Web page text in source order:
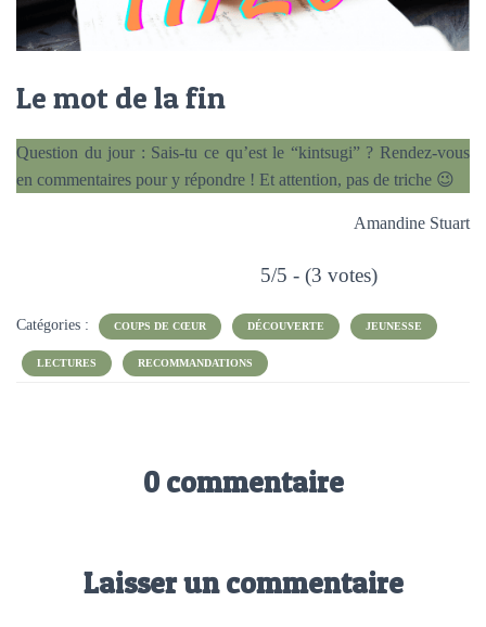
Le mot de la fin
Question du jour : Sais-tu ce qu’est le “kintsugi” ? Rendez-vous
en commentaires pour y répondre ! Et attention, pas de triche 😉
Amandine Stuart
5/5 - (3 votes)
Catégories : COUPS DE CŒUR DÉCOUVERTE JEUNESSE
LECTURES RECOMMANDATIONS
0 commentaire
Laisser un commentaire